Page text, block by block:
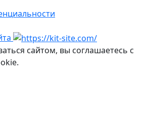
сайтом, вы соглашаетесь с